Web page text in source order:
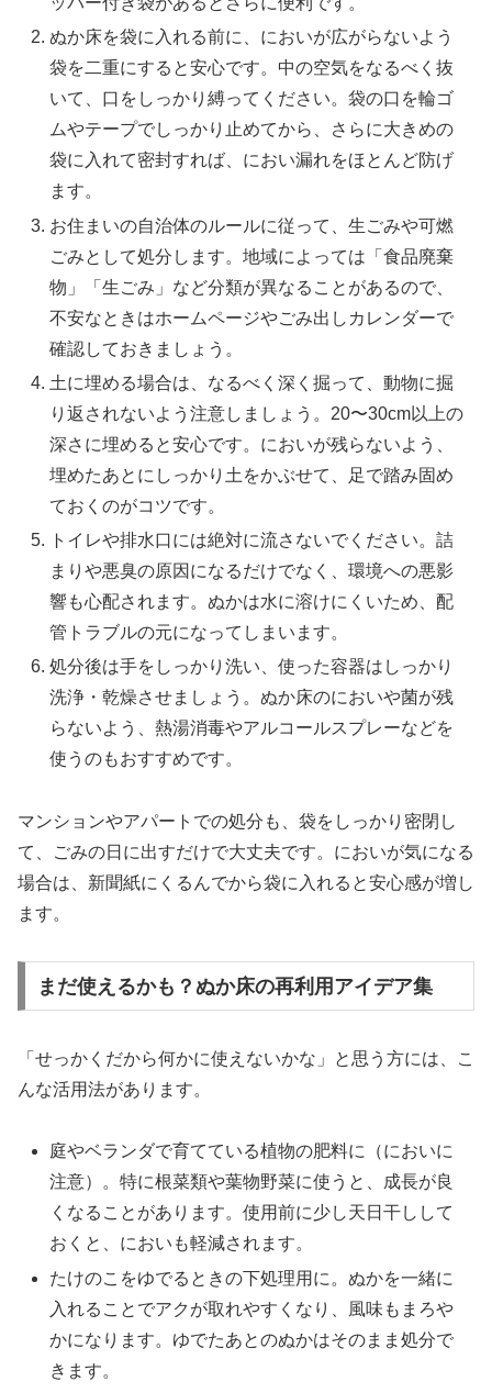
ぬか床を袋に入れる前に、においが広がらないよう
袋を二重にすると安心です。中の空気をなるべく抜
いて、口をしっかり縛ってください。袋の口を輪ゴ
ムやテープでしっかり止めてから、さらに大きめの
袋に入れて密封すれば、におい漏れをほとんど防げ
ます。
お住まいの自治体のルールに従って、生ごみや可燃
ごみとして処分します。地域によっては「食品廃棄
物」「生ごみ」など分類が異なることがあるので、
不安なときはホームページやごみ出しカレンダーで
確認しておきましょう。
土に埋める場合は、なるべく深く掘って、動物に掘
り返されないよう注意しましょう。20〜30cm以上の
深さに埋めると安心です。においが残らないよう、
埋めたあとにしっかり土をかぶせて、足で踏み固め
ておくのがコツです。
トイレや排水口には絶対に流さないでください。詰
まりや悪臭の原因になるだけでなく、環境への悪影
響も心配されます。ぬかは水に溶けにくいため、配
管トラブルの元になってしまいます。
処分後は手をしっかり洗い、使った容器はしっかり
洗浄・乾燥させましょう。ぬか床のにおいや菌が残
らないよう、熱湯消毒やアルコールスプレーなどを
使うのもおすすめです。
マンションやアパートでの処分も、袋をしっかり密閉し
て、ごみの日に出すだけで大丈夫です。においが気になる
場合は、新聞紙にくるんでから袋に入れると安心感が増し
ます。
まだ使えるかも？ぬか床の再利用アイデア集
「せっかくだから何かに使えないかな」と思う方には、こ
んな活用法があります。
庭やベランダで育てている植物の肥料に（においに
注意）。特に根菜類や葉物野菜に使うと、成長が良
くなることがあります。使用前に少し天日干しして
おくと、においも軽減されます。
たけのこをゆでるときの下処理用に。ぬかを一緒に
入れることでアクが取れやすくなり、風味もまろや
かになります。ゆでたあとのぬかはそのまま処分で
きます。